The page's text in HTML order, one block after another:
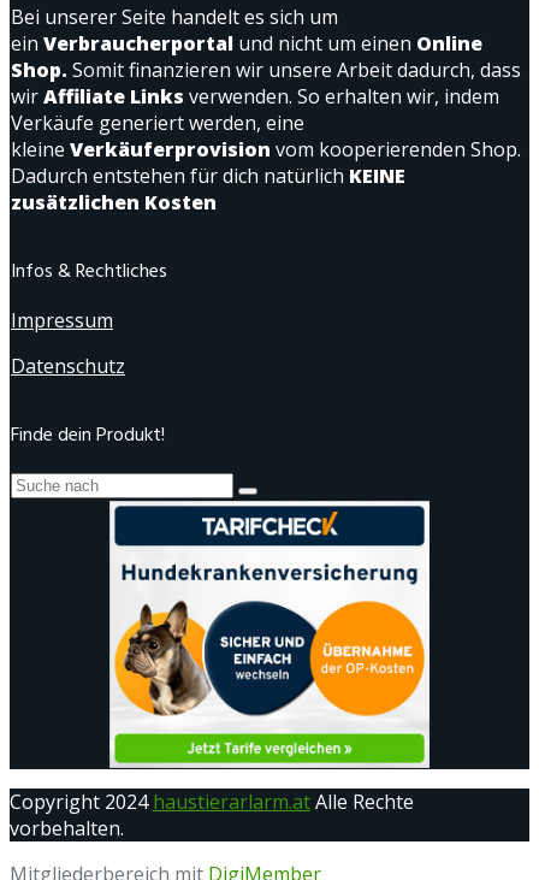
Bei unserer Seite handelt es sich um
ein Verbraucherportal und nicht um einen Online
Shop. Somit finanzieren wir unsere Arbeit dadurch, dass
wirAffiliate Links verwenden. So erhalten wir, indem
Verkäufe generiert werden, eine
kleine Verkäuferprovision vom kooperierenden Shop.
Dadurch entstehen für dich natürlich KEINE
zusätzlichen Kosten
Infos & Rechtliches
Impressum
Datenschutz
Finde dein Produkt!
Copyright 2024haustierarlarm.atAlle Rechte
vorbehalten.
Mitgliederbereich mit DigiMember